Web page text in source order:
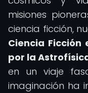
misiones
ciencia ficción,
Ciencia Ficción
por la
en un viaje
imaginación ha